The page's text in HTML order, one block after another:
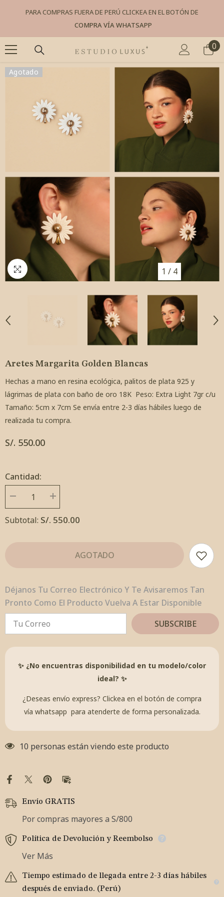
SKIP TO CONTENT
PARA COMPRAS FUERA DE PERÚ CLICKEA EN EL BOTÓN DE
COMPRA VÍA WHATSAPP
00
Agotado
1 / 4
Aretes Margarita Golden Blancas
Hechas a mano en resina ecológica, palitos de plata 925 y
lágrimas de plata con baño de oro 18K Peso: Extra Light 7gr c/u
Tamaño: 5cm x 7cm Se envía entre 2-3 días hábiles luego de
realizada tu compra.
S/. 550.00
Cantidad:
Disminuir
cantidad
Aretes
Incrementar
cantidad
Aretes
Subtotal: S/. 550.00
AGOTADO
Déjanos Tu Correo Electrónico Y Te Avisaremos Tan
Pronto Como El Producto Vuelva A Estar Disponible
SUBSCRIBE
✨ ¿No encuentras disponibilidad en tu modelo/color
ideal? ✨
¿Deseas envío express? Clickea en el botón de compra
vía whatsapp para atenderte de forma personalizada.
10 personas están viendo este producto
Envío GRATIS
Por compras mayores a S/800
Política de Devolución y Reembolso
Ver Más
Tiempo estimado de llegada entre 2-3 días hábiles
después de enviado. (Perú)